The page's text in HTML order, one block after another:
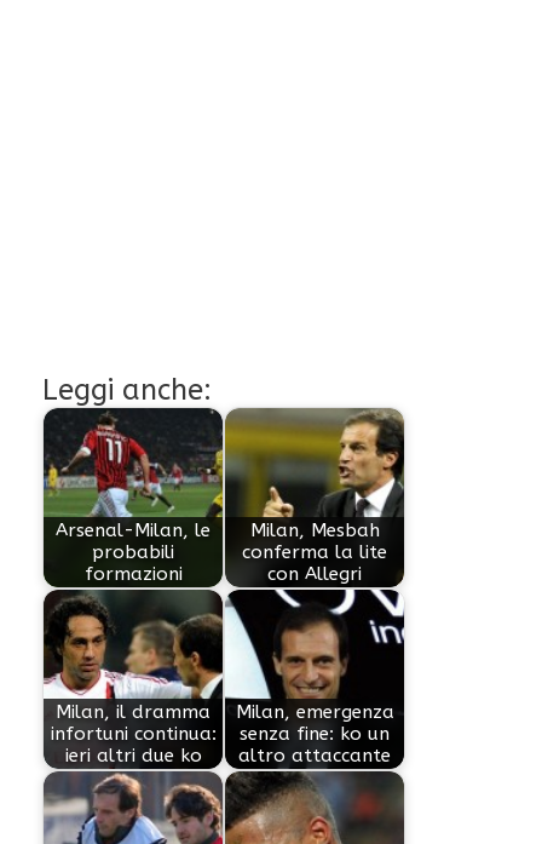
Leggi anche:
Arsenal-Milan, le
probabili
formazioni
Milan, Mesbah
conferma la lite
con Allegri
Milan, il dramma
infortuni continua:
ieri altri due ko
Milan, emergenza
senza fine: ko un
altro attaccante